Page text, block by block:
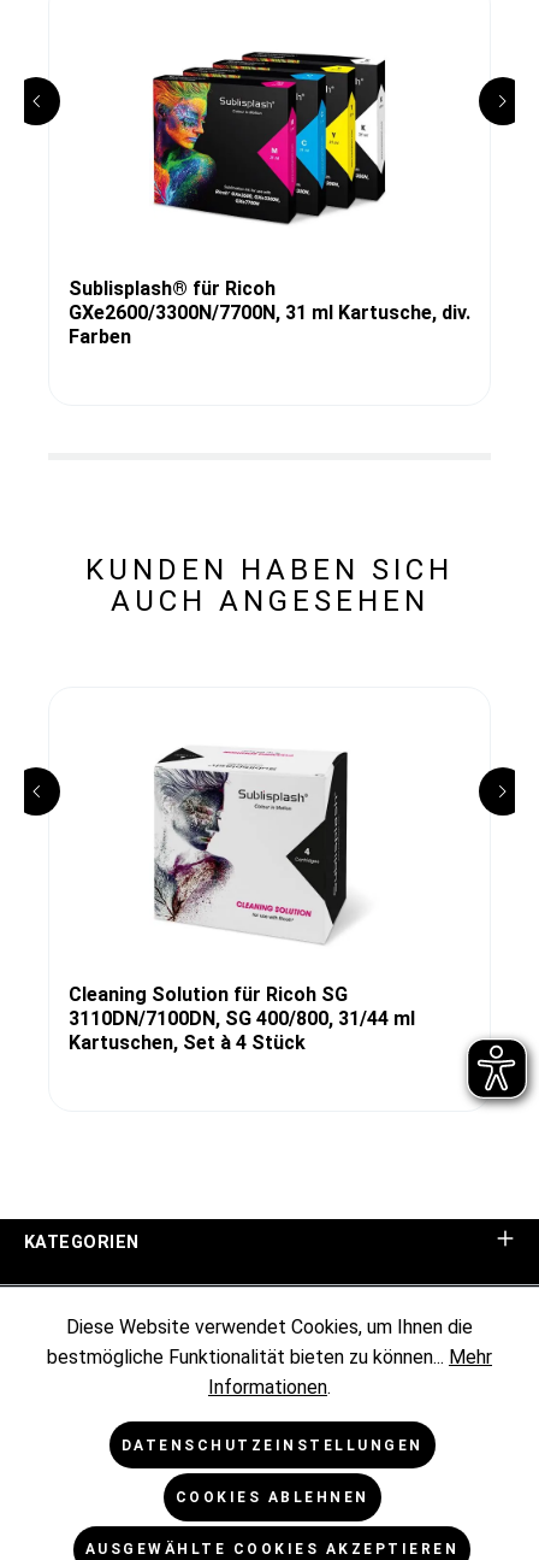
Sublisplash® für Ricoh
GXe2600/3300N/7700N, 31 ml Kartusche, div.
Farben
KUNDEN HABEN SICH
AUCH ANGESEHEN
Cleaning Solution für Ricoh SG
3110DN/7100DN, SG 400/800, 31/44 ml
Kartuschen, Set à 4 Stück
KATEGORIEN
KUNDENINFORMATIONEN
RECHTLICHES
Diese Website verwendet Cookies, um Ihnen die
bestmögliche Funktionalität bieten zu können... Mehr
Informationen.
DATENSCHUTZEINSTELLUNGEN
COOKIES ABLEHNEN
AUSGEWÄHLTE COOKIES AKZEPTIEREN